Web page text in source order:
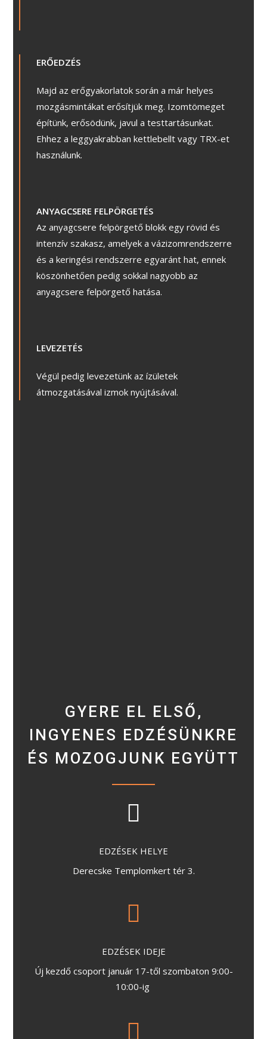
ERŐEDZÉS
Majd az erőgyakorlatok során a már helyes
mozgásmintákat erősítjük meg. Izomtömeget
építünk, erősödünk, javul a testtartásunkat.
Ehhez a leggyakrabban kettlebellt vagy TRX-et
használunk.
ANYAGCSERE FELPÖRGETÉS
Az anyagcsere felpörgető blokk egy rövid és
intenzív szakasz, amelyek a vázizomrendszerre
és a keringési rendszerre egyaránt hat, ennek
köszönhetően pedig sokkal nagyobb az
anyagcsere felpörgető hatása.
LEVEZETÉS
Végül pedig levezetünk az ízületek
átmozgatásával izmok nyújtásával.
GYERE EL ELSŐ,
INGYENES EDZÉSÜNKRE
ÉS MOZOGJUNK EGYÜTT
EDZÉSEK HELYE
Derecske Templomkert tér 3.
EDZÉSEK IDEJE
Új kezdő csoport január 17-től szombaton 9:00-
10:00-ig